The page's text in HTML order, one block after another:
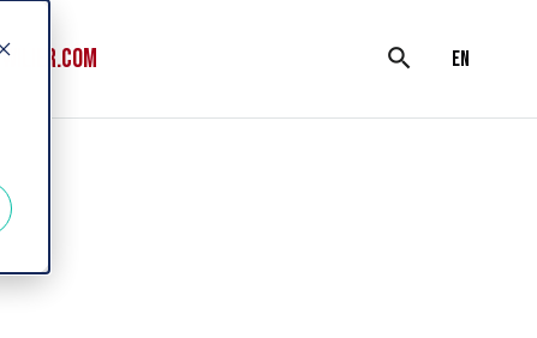
WILIER.COM search en